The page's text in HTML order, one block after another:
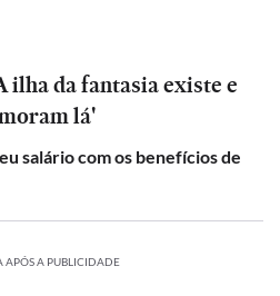
ilha da fantasia existe e
lá'
salário com os benefícios de
APÓS A PUBLICIDADE